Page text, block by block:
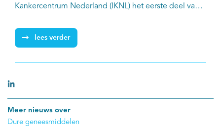
Kankercentrum Nederland (IKNL) het eerste deel van
kanker, waarbij SES staat voor de maatschappelijke
positie die iemand inneemt vaak gemeten naar
diagnose.
lees verder
Meer nieuws over
Dure geneesmiddelen